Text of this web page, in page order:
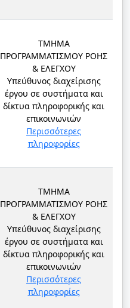
ΤΜΗΜΑ
ΠΡΟΓΡΑΜΜΑΤΙΣΜΟΥ ΡΟΗΣ
& ΕΛΕΓΧΟΥ
Υπεύθυνος διαχείρισης
έργου σε συστήματα και
δίκτυα πληροφορικής και
επικοινωνιών
Περισσότερες
πληροφορίες
ΤΜΗΜΑ
ΠΡΟΓΡΑΜΜΑΤΙΣΜΟΥ ΡΟΗΣ
& ΕΛΕΓΧΟΥ
Υπεύθυνος διαχείρισης
έργου σε συστήματα και
δίκτυα πληροφορικής και
επικοινωνιών
Περισσότερες
πληροφορίες